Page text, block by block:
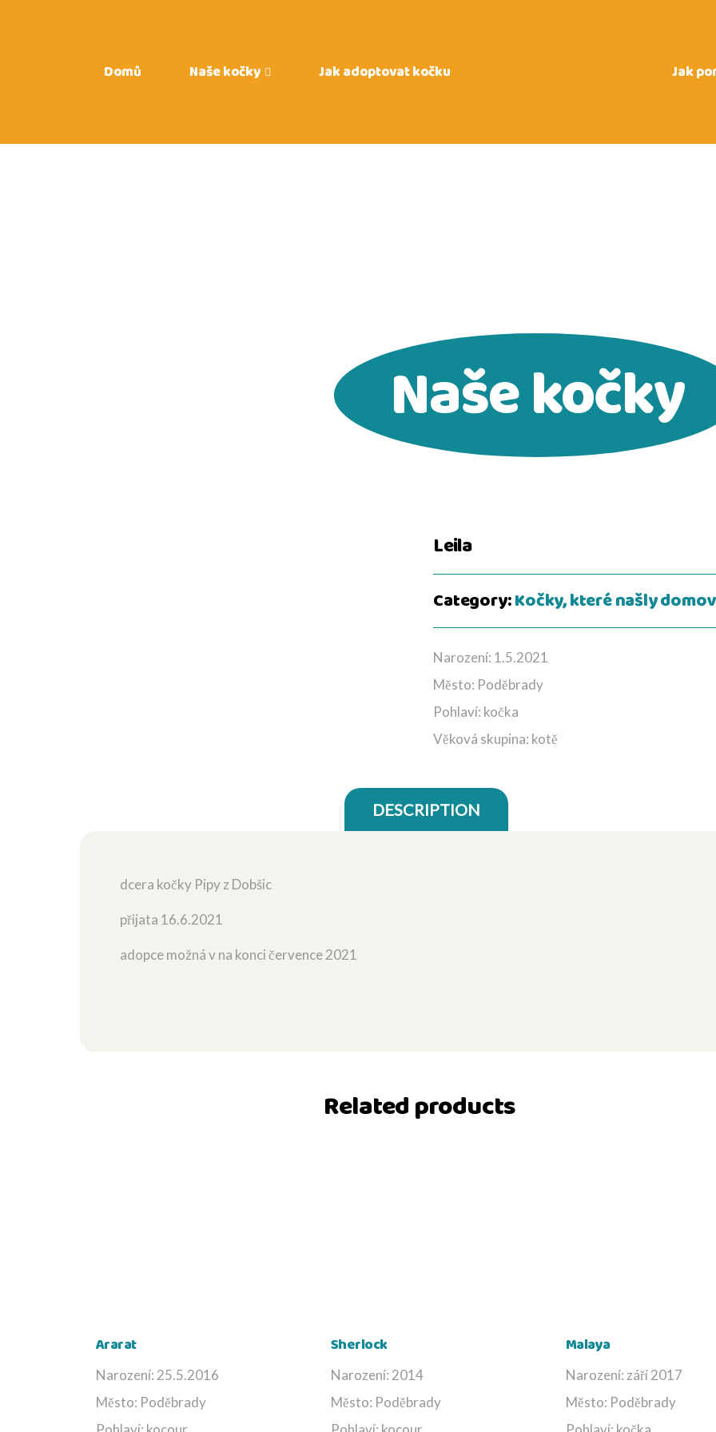
Domů Naše kočky Jak adoptovat kočku Jak
Naše kočky
Leila
Category:Kočky, které našly domov
Narození: 1.5.2021
Město: Poděbrady
Pohlaví: kočka
Věková skupina: kotě
DESCRIPTION
dcera kočky Pipy z Dobšic
přijata 16.6.2021
adopce možná v na konci července 2021
Related products
Ararat
Narození: 25.5.2016
Město: Poděbrady
Sherlock
Narození: 2014
Město: Poděbrady
Malaya
Narození: září 2017
Město: Poděbrady